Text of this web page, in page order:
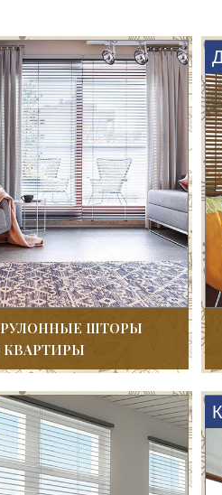
ШТОРЫ
КВАРТИРЫ